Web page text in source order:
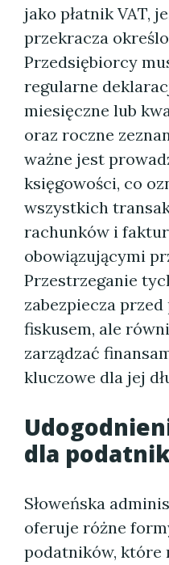
jako płatnik VAT,
przekracza
Przedsiębiorcy
regularne
miesięczne lub
oraz roczne
ważne jest
księgowości, co
wszystkich
rachunków i
obowiązującymi
Przestrzeganie
zabezpiecza
fiskusem, ale
zarządzać
kluczowe dla jej
dla
Słoweńska
oferuje różne
podatników, które